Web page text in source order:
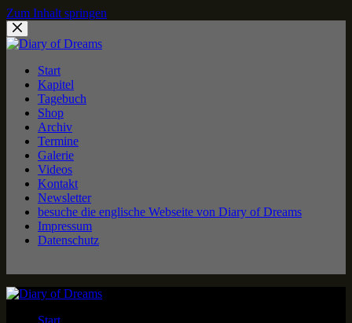
Zum Inhalt springen
Start
Kapitel
Tagebuch
Shop
Archiv
Termine
Galerie
Videos
Kontakt
Newsletter
besuche die englische Webseite von Diary of Dreams
Impressum
Datenschutz
Start